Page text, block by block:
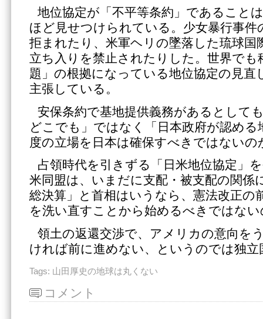
地位協定が「不平等条約」であること
ほど見せつけられている。少女暴行事件
拒まれたり、米軍ヘリの墜落した琉球国
立ち入りを禁止されたりした。世界でも
題」の根拠になっている地位協定の見直
主張している。
安保条約で基地提供義務があるとして
どこでも」ではなく「日本政府が認め
度の立場を日本は確保すべきではないの
占領時代を引きずる「日米地位協定」
米同盟は、いまだに支配・被支配の関係
総決算」と首相はいうなら、憲法改正の
を洗い直すことから始めるべきではな
領土の返還交渉で、アメリカの意向を
ければ前に進めない、というのでは独
Tags: 山田厚史の地球は丸くない
コメント